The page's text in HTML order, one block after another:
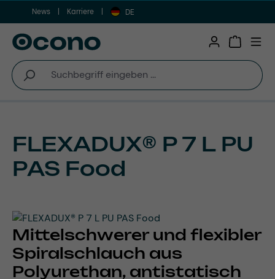
Zum Hauptinhalt springen
News Karriere DE
FLEXADUX® P 7 L PU
PAS Food
Mittelschwerer und flexibler
Spiralschlauch aus
Polyurethan, antistatisch